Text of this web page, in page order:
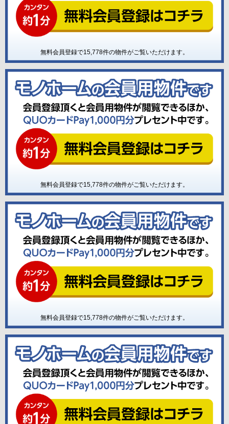
無料会員登録で15,778件の物件がご覧いただけます。
無料会員登録で15,778件の物件がご覧いただけます。
無料会員登録で15,778件の物件がご覧いただけます。